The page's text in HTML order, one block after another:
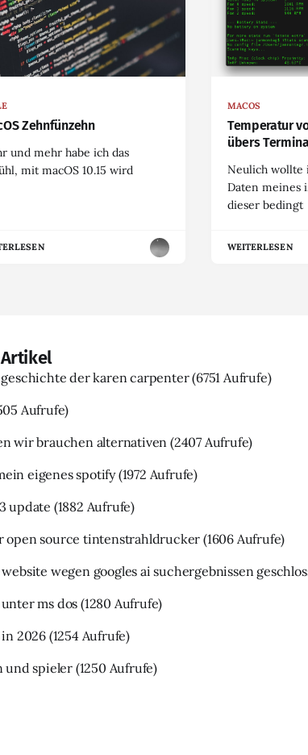
Zehnfünzehn
und mehr habe ich das
mit macOS 10.15 wird
MACOS
Temperatur
übers
Neulich wollte
Daten meines
dieser bedingt
WEITERLESEN
der karen carpenter(6751 Aufrufe)
Aufrufe)
wir brauchen alternativen (2407 Aufrufe)
eigenes spotify(1972 Aufrufe)
update (1882 Aufrufe)
open source tintenstrahldrucker (1606 Aufrufe)
wegen googles ai suchergebnissen
ms dos (1280 Aufrufe)
in 2026 (1254 Aufrufe)
und spieler (1250 Aufrufe)